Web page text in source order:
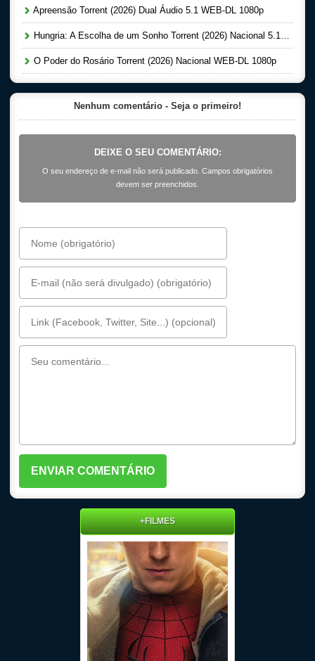
Apreensão Torrent (2026) Dual Áudio 5.1 WEB-DL 1080p
Hungria: A Escolha de um Sonho Torrent (2026) Nacional 5.1 WEB-DL 1080p
O Poder do Rosário Torrent (2026) Nacional WEB-DL 1080p
Nenhum comentário - Seja o primeiro!
DEIXE O SEU COMENTÁRIO:
O seu endereço de e-mail não será publicado. Campos obrigatórios
devem ser preenchidos.
+FILMES